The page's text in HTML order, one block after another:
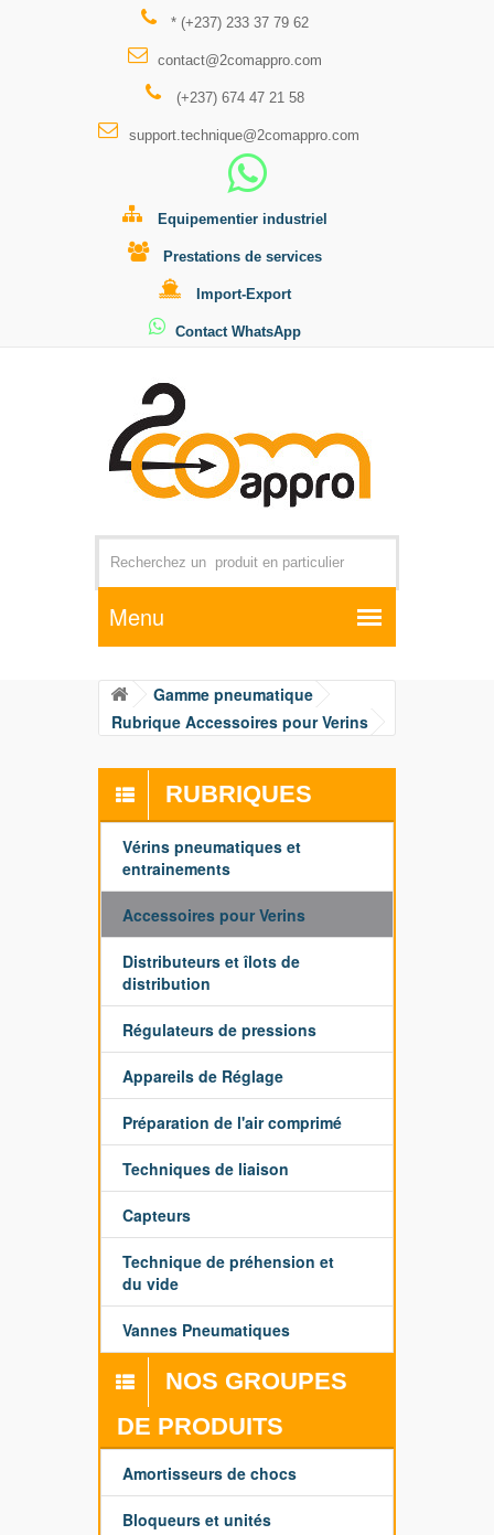
* (+237) 233 37 79 62
contact@2comappro.com
(+237) 674 47 21 58
support.technique@2comappro.com
Equipementier industriel
Prestations de services
Import-Export
Contact WhatsApp
Par exemple +distributeur +CD01
Gamme pneumatique
Rubrique Accessoires pour Verins
RUBRIQUES
Vérins pneumatiques et
entrainements
Accessoires pour Verins
Distributeurs et îlots de
distribution
Régulateurs de pressions
Appareils de Réglage
Préparation de l'air comprimé
Techniques de liaison
Capteurs
Technique de préhension et
du vide
Vannes Pneumatiques
NOS GROUPES
DE PRODUITS
Amortisseurs de chocs
Bloqueurs et unités